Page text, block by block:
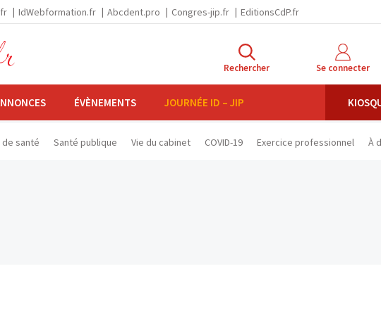
IdWebformation.fr Abcdent.pro Congres-jip.fr EditionsCdP.fr
Rechercher Se connecter
ÉVÈNEMENTS JOURNÉE ID – JIP
santé Santé publique Vie du cabinet COVID-19 Exercice professionnel À